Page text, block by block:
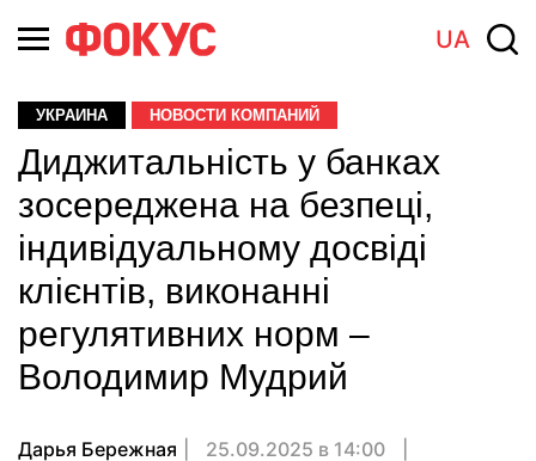
UA
УКРАИНА НОВОСТИ КОМПАНИЙ
Диджитальність у банках
зосереджена на безпеці,
індивідуальному досвіді
клієнтів, виконанні
регулятивних норм –
Володимир Мудрий
Дарья Бережная
25.09.2025 в 14:00